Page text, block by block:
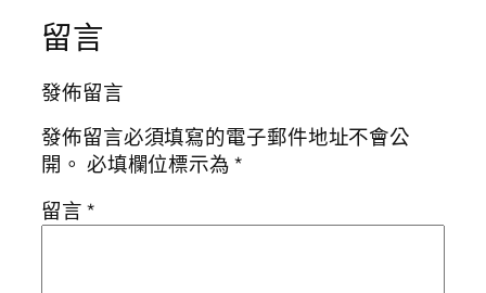
留言
發佈留言
發佈留言必須填寫的電子郵件地址不會公
開。 必填欄位標示為*
留言*